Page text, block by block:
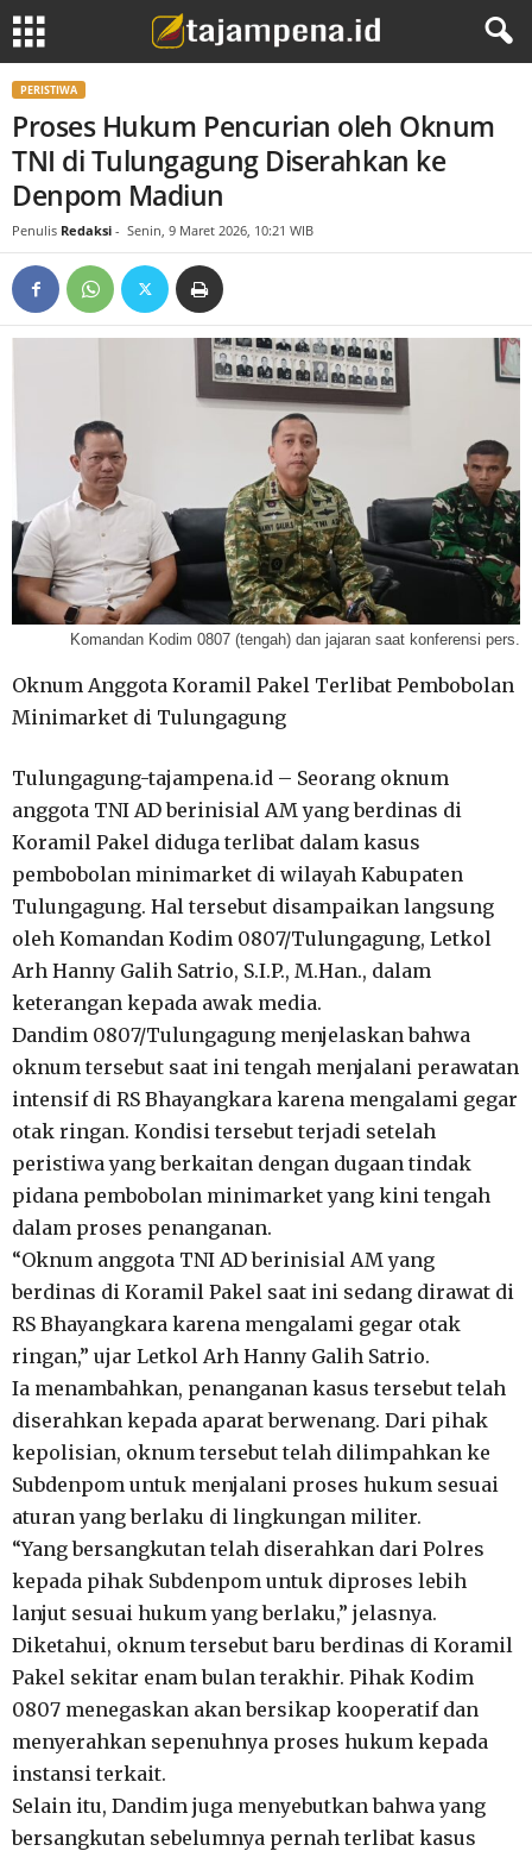
PERISTIWA
Proses Hukum Pencurian oleh Oknum
TNI di Tulungagung Diserahkan ke
Denpom Madiun
Penulis Redaksi - Senin, 9 Maret 2026, 10:21 WIB
Komandan Kodim 0807 (tengah) dan jajaran saat konferensi pers.
Oknum Anggota Koramil Pakel Terlibat Pembobolan
Minimarket di Tulungagung
Tulungagung-tajampena.id – Seorang oknum
anggota TNI AD berinisial AM yang berdinas di
Koramil Pakel diduga terlibat dalam kasus
pembobolan minimarket di wilayah Kabupaten
Tulungagung. Hal tersebut disampaikan langsung
oleh Komandan Kodim 0807/Tulungagung, Letkol
Arh Hanny Galih Satrio, S.I.P., M.Han., dalam
keterangan kepada awak media.
Dandim 0807/Tulungagung menjelaskan bahwa
oknum tersebut saat ini tengah menjalani perawatan
intensif di RS Bhayangkara karena mengalami gegar
otak ringan. Kondisi tersebut terjadi setelah
peristiwa yang berkaitan dengan dugaan tindak
pidana pembobolan minimarket yang kini tengah
dalam proses penanganan.
“Oknum anggota TNI AD berinisial AM yang
berdinas di Koramil Pakel saat ini sedang dirawat di
RS Bhayangkara karena mengalami gegar otak
ringan,” ujar Letkol Arh Hanny Galih Satrio.
Ia menambahkan, penanganan kasus tersebut telah
diserahkan kepada aparat berwenang. Dari pihak
kepolisian, oknum tersebut telah dilimpahkan ke
Subdenpom untuk menjalani proses hukum sesuai
aturan yang berlaku di lingkungan militer.
“Yang bersangkutan telah diserahkan dari Polres
kepada pihak Subdenpom untuk diproses lebih
lanjut sesuai hukum yang berlaku,” jelasnya.
Diketahui, oknum tersebut baru berdinas di Koramil
Pakel sekitar enam bulan terakhir. Pihak Kodim
0807 menegaskan akan bersikap kooperatif dan
menyerahkan sepenuhnya proses hukum kepada
instansi terkait.
Selain itu, Dandim juga menyebutkan bahwa yang
bersangkutan sebelumnya pernah terlibat kasus